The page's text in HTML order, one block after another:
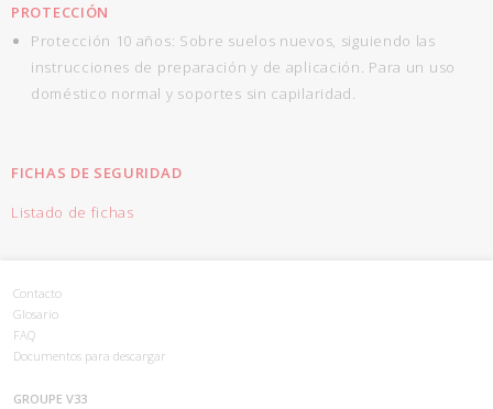
PROTECCIÓN
Protección 10 años: Sobre suelos nuevos, siguiendo las
instrucciones de preparación y de aplicación. Para un uso
doméstico normal y soportes sin capilaridad.
FICHAS DE SEGURIDAD
Listado de fichas
Contacto
Glosario
FAQ
Documentos para descargar
GROUPE V33